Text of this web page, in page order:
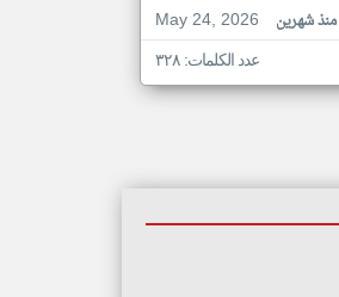
May 24, 2026
منذ شهرين
عدد الكلمات: ٣٢٨